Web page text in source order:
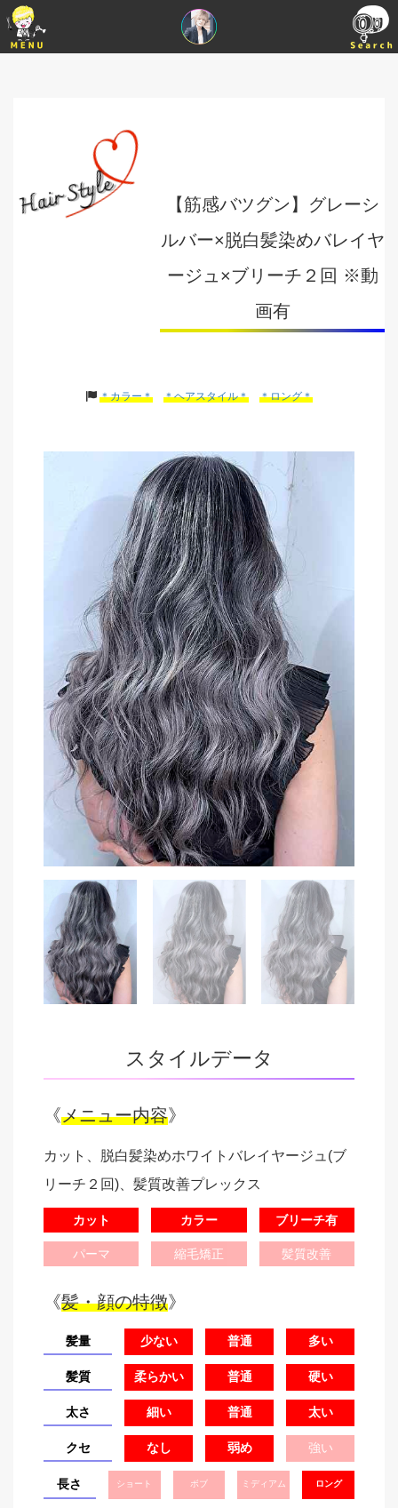
【筋感バツグン】グレーシ
ルバー×脱白髪染めバレイヤ
ージュ×ブリーチ２回 ※動
画有
＊カラー＊ ＊ヘアスタイル＊ ＊ロング＊
スタイルデータ
《メニュー内容》
カット、脱白髪染めホワイトバレイヤージュ(ブ
リーチ２回)、髪質改善プレックス
カット カラー ブリーチ有
パーマ 縮毛矯正 髪質改善
《髪・顔の特徴》
髪量 少ない 普通 多い
髪質 柔らかい 普通 硬い
太さ 細い 普通 太い
クセ なし 弱め 強い
長さ ショート ボブ ミディアム ロング